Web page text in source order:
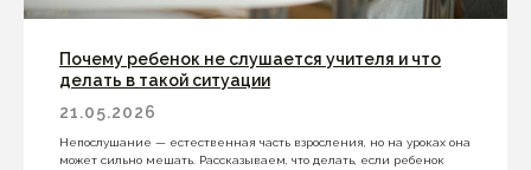
Почему ребенок не слушается учителя и что
делать в такой ситуации
21.05.2026
Непослушание — естественная часть взросления, но на уроках она
может сильно мешать. Рассказываем, что делать, если ребенок